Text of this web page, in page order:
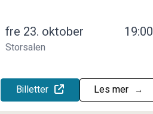
fre 23. oktober 19:00
Storsalen
Billetter Les mer